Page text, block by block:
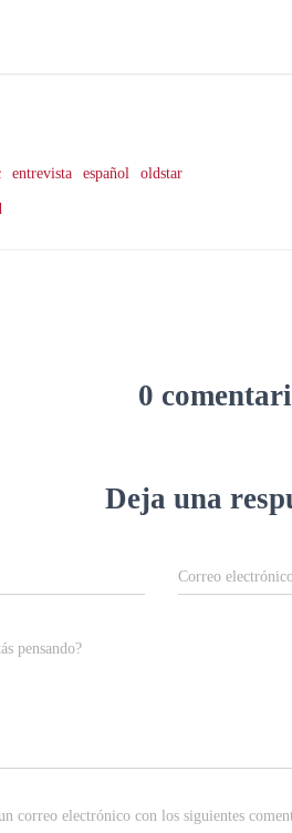
entrevista español oldstar
0
Deja una
Correo
pensando?
correo electrónico con los siguientes